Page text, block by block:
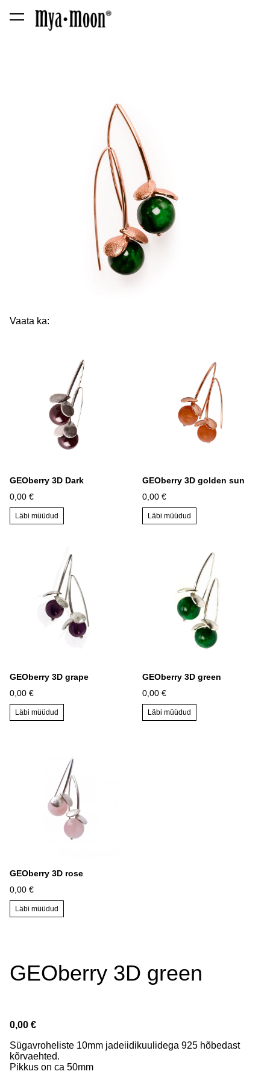
lisati ostukorvi.
Vaata ka:
GEOberry 3D Dark
0,00 €
Läbi müüdud
GEOberry 3D golden sun
0,00 €
Läbi müüdud
GEOberry 3D grape
0,00 €
Läbi müüdud
GEOberry 3D green
0,00 €
Läbi müüdud
GEOberry 3D rose
0,00 €
Läbi müüdud
GEOberry 3D green
0,00 €
Sügavroheliste 10mm jadeiidikuulidega 925 hõbedast
kõrvaehted.
Pikkus on ca 50mm